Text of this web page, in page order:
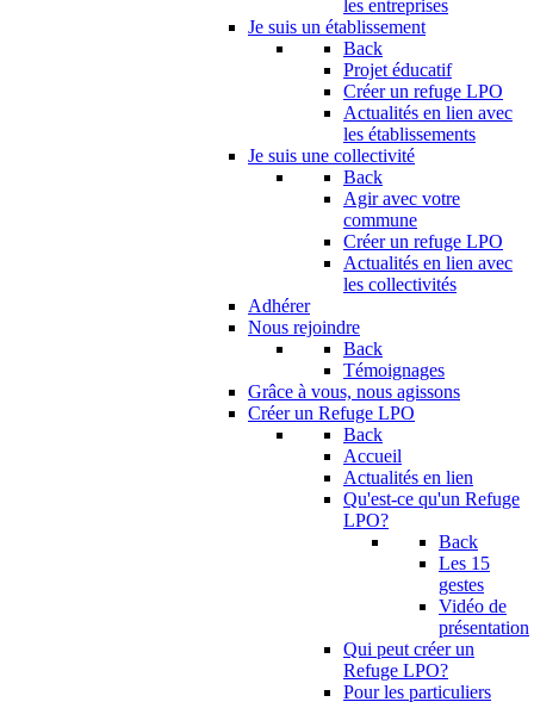
les entreprises
Je suis un établissement
Back
Projet éducatif
Créer un refuge LPO
Actualités en lien avec
les établissements
Je suis une collectivité
Back
Agir avec votre
commune
Créer un refuge LPO
Actualités en lien avec
les collectivités
Adhérer
Nous rejoindre
Back
Témoignages
Grâce à vous, nous agissons
Créer un Refuge LPO
Back
Accueil
Actualités en lien
Qu'est-ce qu'un Refuge
LPO?
Back
Les 15
gestes
Vidéo de
présentation
Qui peut créer un
Refuge LPO?
Pour les particuliers